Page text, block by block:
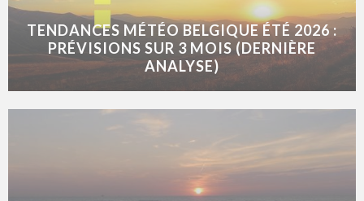
TENDANCES MÉTÉO BELGIQUE ÉTÉ 2026 :
PRÉVISIONS SUR 3 MOIS (DERNIÈRE
ANALYSE)